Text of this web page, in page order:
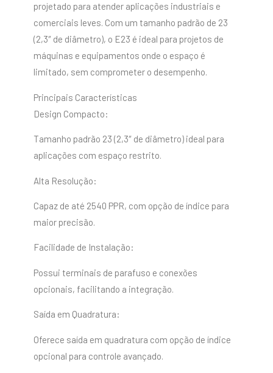
projetado para atender aplicações industriais e
comerciais leves. Com um tamanho padrão de 23
(2,3″ de diâmetro), o E23 é ideal para projetos de
máquinas e equipamentos onde o espaço é
limitado, sem comprometer o desempenho.
Principais Características
Design Compacto:
Tamanho padrão 23 (2,3″ de diâmetro) ideal para
aplicações com espaço restrito.
Alta Resolução:
Capaz de até 2540 PPR, com opção de índice para
maior precisão.
Facilidade de Instalação:
Possui terminais de parafuso e conexões
opcionais, facilitando a integração.
Saída em Quadratura:
Oferece saída em quadratura com opção de índice
opcional para controle avançado.